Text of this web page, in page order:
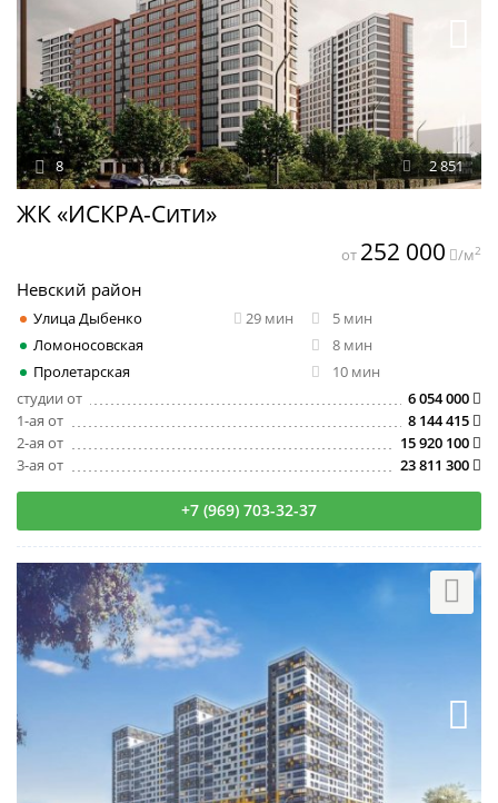
ЖК «ИСКРА-Сити»
2 851
8
Невский район
Улица Дыбенко 29 мин
5 мин
Ломоносовская
8 мин
Пролетарская
10 мин
студии от
6 054 000
1-ая от
8 144 415
2-ая от
15 920 100
3-ая от
23 811 300
от 252 000 /м2
+7 (969) 703-32-37